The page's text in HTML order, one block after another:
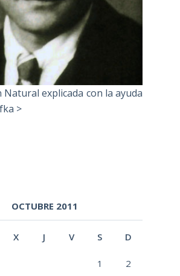
Natural explicada con la ayuda
>
OCTUBRE 2011
X J V S D
1 2